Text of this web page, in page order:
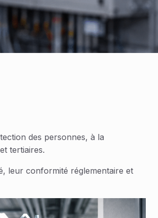
des personnes, à la
tertiaires.
leur conformité réglementaire et